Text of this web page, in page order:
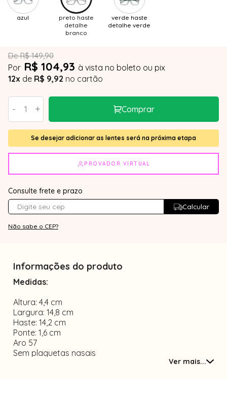
azul
preto haste
detalhe
branco
verde haste
detalhe verde
De R$ 149,90
Por R$ 104,93 à vista no boleto ou pix
12x de R$ 9,92 no cartão
- + Comprar
Se desejar adicionar as lentes será na próxima etapa
PROVADOR VIRTUAL
Consulte frete e prazo
Calcular
Não sabe o CEP?
Informações do produto
Medidas:
Altura: 4,4 cm
Largura: 14,8 cm
Haste: 14,2 cm
Ponte: 1,6 cm
Aro 57
Sem plaquetas nasais
Ver mais...